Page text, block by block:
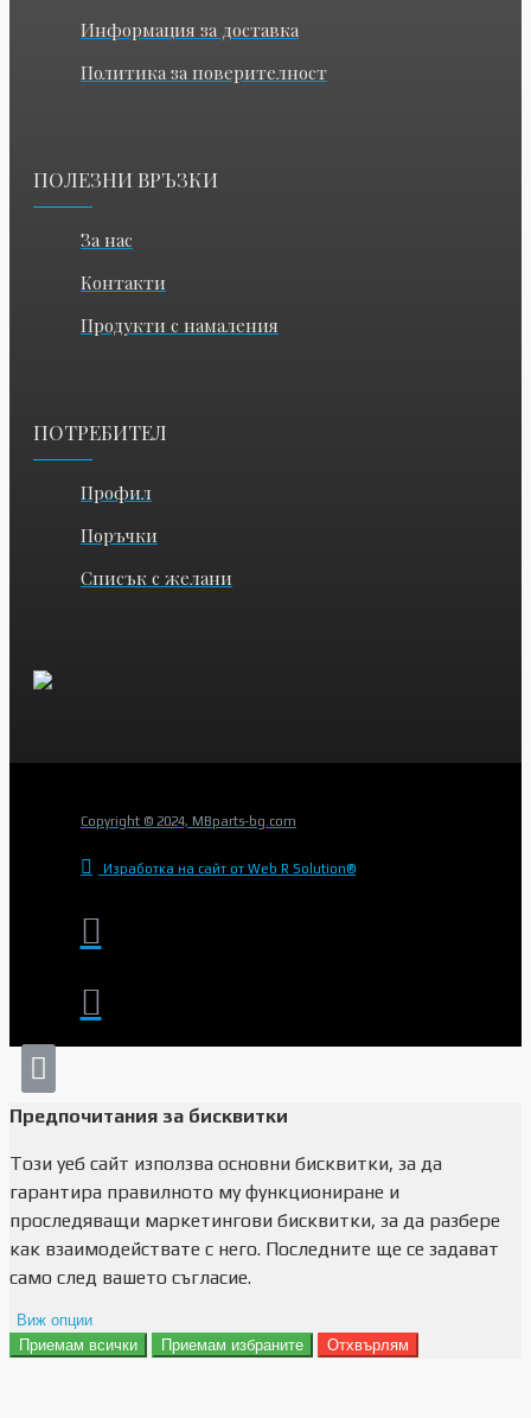
Информация за доставка
Политика за поверителност
ПОЛЕЗНИ ВРЪЗКИ
За нас
Контакти
Продукти с намаления
ПОТРЕБИТЕЛ
Профил
Поръчки
Списък с желани
Copyright © 2024, MBparts-bg.com
Изработка на сайт от Web R Solution®
Предпочитания за бисквитки
Този уеб сайт използва основни бисквитки, за да
гарантира правилното му функциониране и
проследяващи маркетингови бисквитки, за да разбере
как взаимодействате с него. Последните ще се задават
само след вашето съгласие.
Виж опции
Препочитания за реклами
Приемам всички Приемам избраните Отхвърлям